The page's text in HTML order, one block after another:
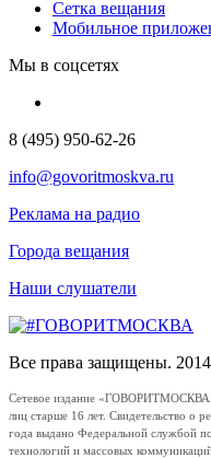
Сетка вещания
Мобильное
Мы в соцсетях
8 (495) 950-62-26
info@govoritmoskva.ru
Реклама на радио
Города вещания
Наши слушатели
Все права защищены.
Сетевое издание
лиц старше 16 лет. Свидетельство
года выдано Федеральной службой
технологий и массовых